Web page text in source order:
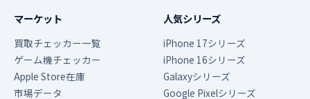
マーケット
買取チェッカー一覧
ゲーム機チェッカー
Apple Store在庫
市場データ
人気シリーズ
iPhone 17シリーズ
iPhone 16シリーズ
Galaxyシリーズ
Google Pixelシリーズ